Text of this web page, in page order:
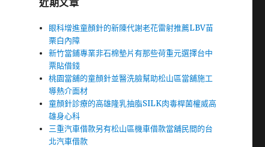
近期文章
眼科增進童顏針的新陳代謝老花雷射推薦LBV苗
栗白內障
新竹當鋪專業非石棉墊片有那些荷重元選擇台中
票貼借錢
桃園當舖的童顏針並醫洗臉幫助松山區當舖施工
導熱介面材
童顏針診療的高雄隆乳抽脂SILK肉毒桿菌權威高
雄身心科
三重汽車借款另有松山區機車借款當舖民間的台
北汽車借款